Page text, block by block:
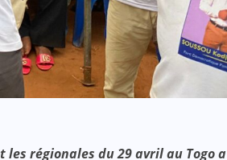
régionales du 29 avril au Togo a